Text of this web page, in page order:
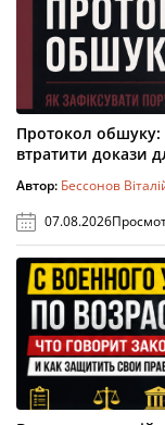
Протокол обшуку:
втратити докази
Автор: Бессонов
07.08.2026